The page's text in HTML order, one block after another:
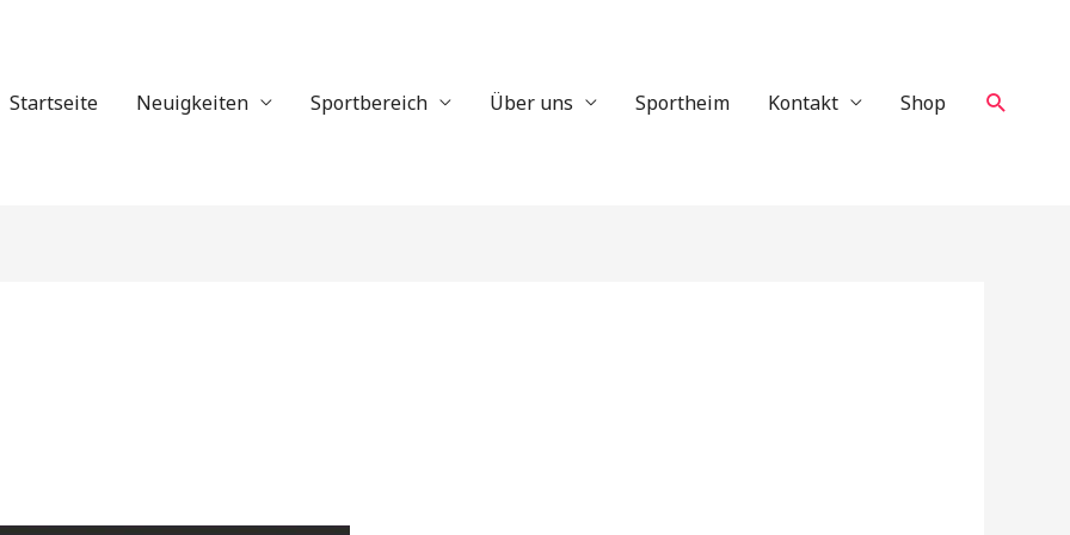
Startseite
Neuigkeiten Sportbereich Über uns Sportheim Kontakt Shop